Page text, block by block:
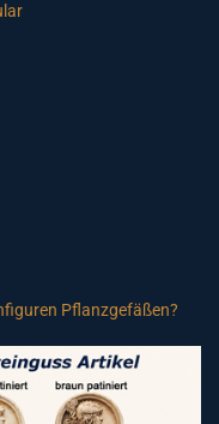
Pflanzgefäßen?